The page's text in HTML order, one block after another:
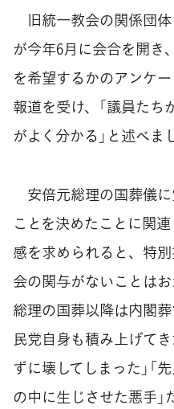
旧統一教会の関係団体
が今年6月に会合を開き
を希望するかのアンケ
報道を受け、「議員た
がよく分かる」と述べま
安倍元総理の国葬儀
ことを決めたことに関
感を求められると、特
会の関与がないことは
総理の国葬以降は内閣
民党自身も積み上げて
ずに壊してしまった」「
の中に生じさせた悪手」